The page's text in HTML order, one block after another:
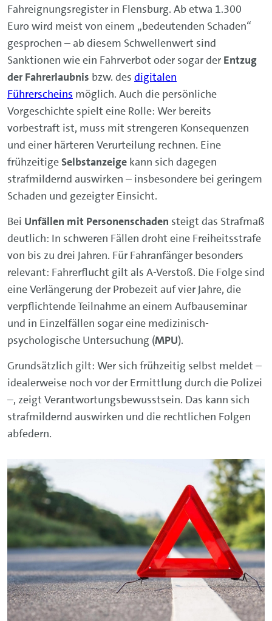
Fahreignungsregister in Flensburg. Ab etwa 1.300
Euro wird meist von einem „bedeutenden Schaden“
gesprochen – ab diesem Schwellenwert sind
Sanktionen wie ein Fahrverbot oder sogar der Entzug
der Fahrerlaubnis bzw. des digitalen
Führerscheins möglich. Auch die persönliche
Vorgeschichte spielt eine Rolle: Wer bereits
vorbestraft ist, muss mit strengeren Konsequenzen
und einer härteren Verurteilung rechnen. Eine
frühzeitigeSelbstanzeige kann sich dagegen
strafmildernd auswirken – insbesondere bei geringem
Schaden und gezeigter Einsicht.
Bei Unfällen mit Personenschaden steigt das Strafmaß
deutlich: In schweren Fällen droht eine Freiheitsstrafe
von bis zu drei Jahren. Für Fahranfänger besonders
relevant: Fahrerflucht gilt als A-Verstoß. Die Folge sind
eine Verlängerung der Probezeit auf vier Jahre, die
verpflichtende Teilnahme an einem Aufbauseminar
und in Einzelfällen sogar eine medizinisch-
psychologische Untersuchung (MPU).
Grundsätzlich gilt: Wer sich frühzeitig selbst meldet –
idealerweise noch vor der Ermittlung durch die Polizei
–, zeigt Verantwortungsbewusstsein. Das kann sich
strafmildernd auswirken und die rechtlichen Folgen
abfedern.